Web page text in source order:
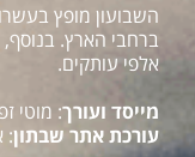
ברחבי הארץ.
אלפי עותקים.
מייסד ועורך: מוטי
עורכת אתר שבתון: